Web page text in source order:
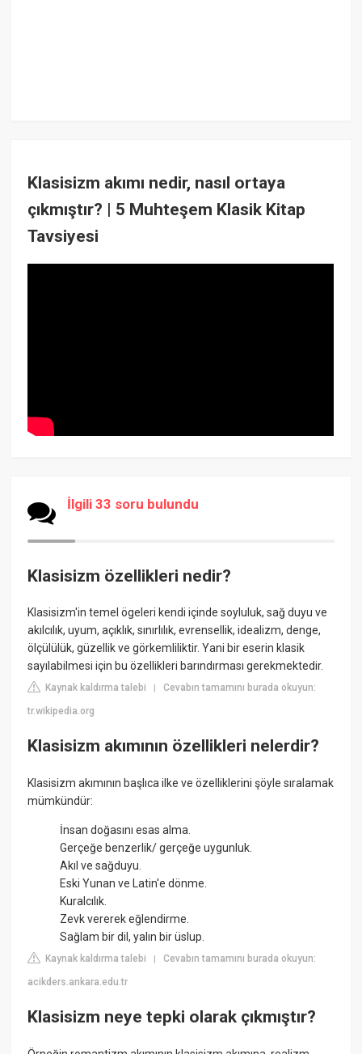
Klasisizm akımı nedir, nasıl ortaya
çıkmıştır? | 5 Muhteşem Klasik Kitap
Tavsiyesi
İlgili 33 soru bulundu
Klasisizm özellikleri nedir?
Klasisizm'in temel ögeleri kendi içinde soyluluk, sağ duyu ve
akılcılık, uyum, açıklık, sınırlılık, evrensellik, idealizm, denge,
ölçülülük, güzellik ve görkemliliktir. Yani bir eserin klasik
sayılabilmesi için bu özellikleri barındırması gerekmektedir.
Kaynak kaldırma talebi |Cevabın tamamını burada okuyun:
tr.wikipedia.org
Klasisizm akımının özellikleri nelerdir?
Klasisizm akımının başlıca ilke ve özelliklerini şöyle sıralamak
mümkündür:
İnsan doğasını esas alma.
Gerçeğe benzerlik/ gerçeğe uygunluk.
Akıl ve sağduyu.
Eski Yunan ve Latin'e dönme.
Kuralcılık.
Zevk vererek eğlendirme.
Sağlam bir dil, yalın bir üslup.
Kaynak kaldırma talebi |Cevabın tamamını burada okuyun:
acikders.ankara.edu.tr
Klasisizm neye tepki olarak çıkmıştır?